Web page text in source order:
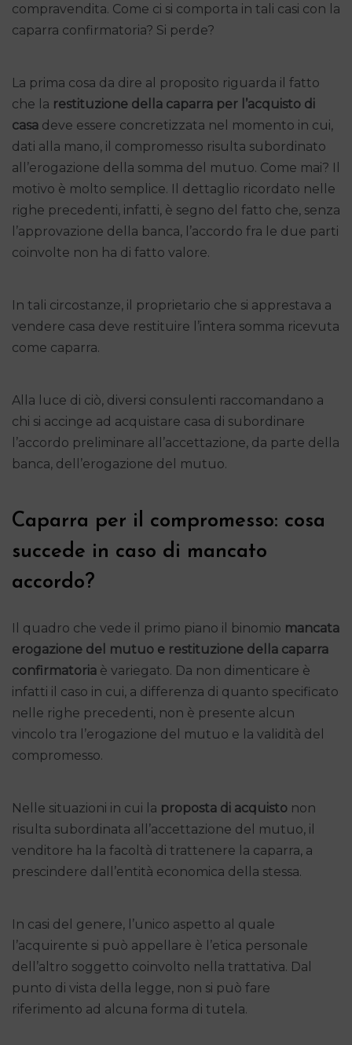
compravendita. Come ci si comporta in tali casi con la
caparra confirmatoria? Si perde?
La prima cosa da dire al proposito riguarda il fatto
che la restituzione della caparra per l’acquisto di
casa deve essere concretizzata nel momento in cui,
dati alla mano, il compromesso risulta subordinato
all’erogazione della somma del mutuo. Come mai? Il
motivo è molto semplice. Il dettaglio ricordato nelle
righe precedenti, infatti, è segno del fatto che, senza
l’approvazione della banca, l’accordo fra le due parti
coinvolte non ha di fatto valore.
In tali circostanze, il proprietario che si apprestava a
vendere casa deve restituire l’intera somma ricevuta
come caparra.
Alla luce di ciò, diversi consulenti raccomandano a
chi si accinge ad acquistare casa di subordinare
l’accordo preliminare all’accettazione, da parte della
banca, dell’erogazione del mutuo.
Caparra per il compromesso: cosa
succede in caso di mancato
accordo?
Il quadro che vede il primo piano il binomio mancata
erogazione del mutuo e restituzione della caparra
confirmatoria è variegato. Da non dimenticare è
infatti il caso in cui, a differenza di quanto specificato
nelle righe precedenti, non è presente alcun
vincolo tra l’erogazione del mutuo e la validità del
compromesso.
Nelle situazioni in cui la proposta di acquisto non
risulta subordinata all’accettazione del mutuo, il
venditore ha la facoltà di trattenere la caparra, a
prescindere dall’entità economica della stessa.
In casi del genere, l’unico aspetto al quale
l’acquirente si può appellare è l’etica personale
dell’altro soggetto coinvolto nella trattativa. Dal
punto di vista della legge, non si può fare
riferimento ad alcuna forma di tutela.